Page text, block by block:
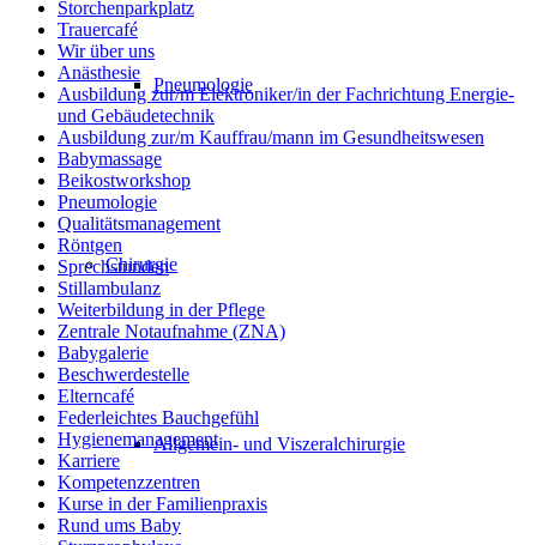
Pneumologie
Chirurgie
Allgemein- und Viszeralchirurgie
Storchenparkplatz
Trauercafé
Wir über uns
Anästhesie
Ausbildung zur/m Elektroniker/in der Fachrichtung Energie-
und Gebäudetechnik
Ausbildung zur/m Kauffrau/mann im Gesundheitswesen
Babymassage
Beikostworkshop
Pneumologie
Qualitätsmanagement
Röntgen
Sprechstunden
Stillambulanz
Weiterbildung in der Pflege
Zentrale Notaufnahme (ZNA)
Babygalerie
Beschwerdestelle
Elterncafé
Federleichtes Bauchgefühl
Hygienemanagement
Karriere
Kompetenzzentren
Kurse in der Familienpraxis
Rund ums Baby